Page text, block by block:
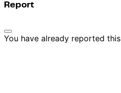
Report
You have already reported this